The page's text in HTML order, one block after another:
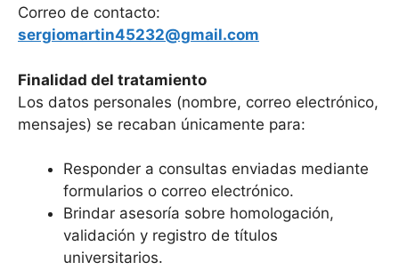
Correo de contacto:
sergiomartin45232@gmail.com
Finalidad del tratamiento
Los datos personales (nombre, correo electrónico,
mensajes) se recaban únicamente para:
Responder a consultas enviadas mediante
formularios o correo electrónico.
Brindar asesoría sobre homologación,
validación y registro de títulos
universitarios.